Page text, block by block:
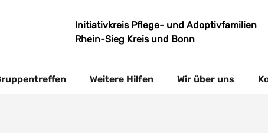
Initiativkreis Pflege- und Adoptivfamilien
Rhein-Sieg Kreis und Bonn
Weitere Hilfen Wir über uns